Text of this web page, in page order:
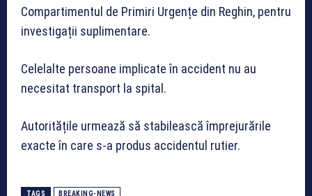
Compartimentul de Primiri Urgențe din Reghin, pentru
investigații suplimentare.
Celelalte persoane implicate în accident nu au
necesitat transport la spital.
Autoritățile urmează să stabilească împrejurările
exacte în care s-a produs accidentul rutier.
TAGS BREAKING-NEWS